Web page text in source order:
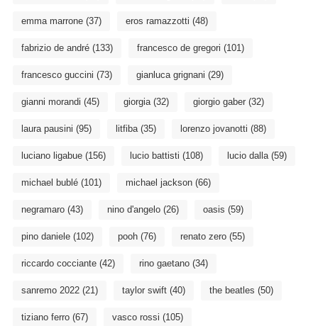
emma marrone(37) eros ramazzotti (48)
fabrizio de andré(133) francesco de gregori (101)
francesco guccini (73) gianluca grignani (29)
gianni morandi (45) giorgia(32) giorgio gaber(32)
laura pausini (95) litfiba(35) lorenzo jovanotti (88)
luciano ligabue(156) lucio battisti (108) lucio dalla(59)
michael bublé(101) michael jackson(66)
negramaro(43) nino d'angelo(26) oasis (59)
pino daniele(102) pooh(76) renato zero(55)
riccardo cocciante(42) rino gaetano(34)
sanremo 2022(21) taylor swift(40) the beatles (50)
tiziano ferro(67) vasco rossi (105)